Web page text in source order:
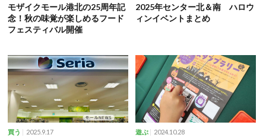
モザイクモール港北の25周年記
念！秋の味覚が楽しめるフード
フェスティバル開催
2025年センター北＆南 ハロウ
ィンイベントまとめ
買う 2025.9.17 遊ぶ 2024.10.28